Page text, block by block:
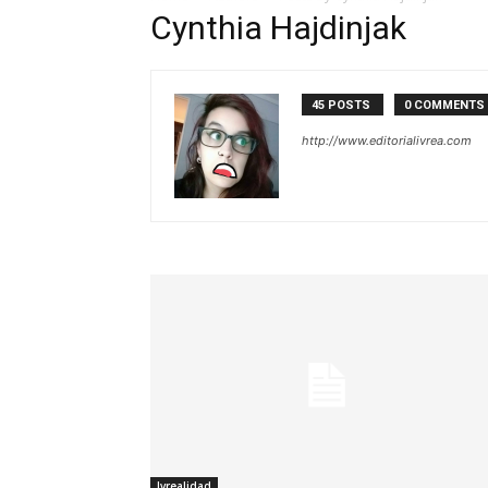
Cynthia Hajdinjak
45 POSTS 0 COMMENTS
http://www.editorialivrea.com